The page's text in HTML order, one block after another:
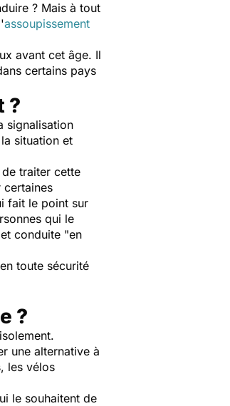
? Mais à tout
assoupissement
avant cet âge. Il
certains pays
?
signalisation
situation et
traiter cette
certaines
fait le point sur
qui le
conduite "en
toute sécurité
?
une alternative à
les vélos
le souhaitent de